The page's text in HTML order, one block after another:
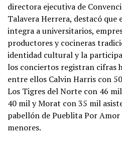
directora ejecutiva de
Talavera Herrera, destacó que
integra a universitarios,
productores y cocineras
identidad cultural y la
los conciertos registran cifras
entre ellos Calvin Harris con
Los Tigres del Norte con 46
40 mil y Morat con 35 mil
pabellón de Pueblita Por
menores.